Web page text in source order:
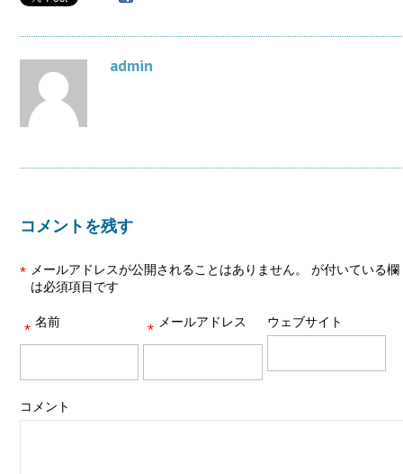
admin
コメントを残す
メールアドレスが公開されることはありません。
*
が付いている欄
は必須項目です
名前
* メールアドレス
* ウェブサイト
コメント